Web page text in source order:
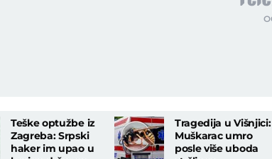
Teške optužbe iz
Zagreba: Srpski
haker im upao u
Tragedija u Višnjici:
Muškarac umro
posle više uboda